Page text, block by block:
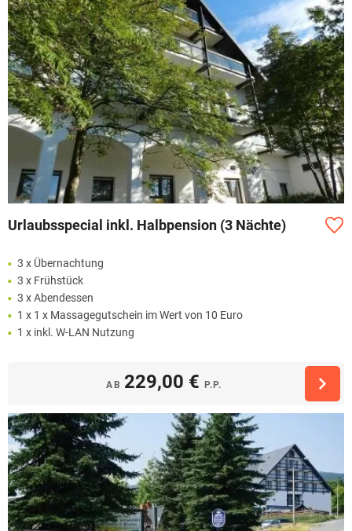
Urlaubsspecial inkl. Halbpension (3 Nächte)
3 x Übernachtung
3 x Frühstück
3 x Abendessen
1 x 1 x Massagegutschein im Wert von 10 Euro
1 x inkl. W-LAN Nutzung
AB 229,00 € P.P.